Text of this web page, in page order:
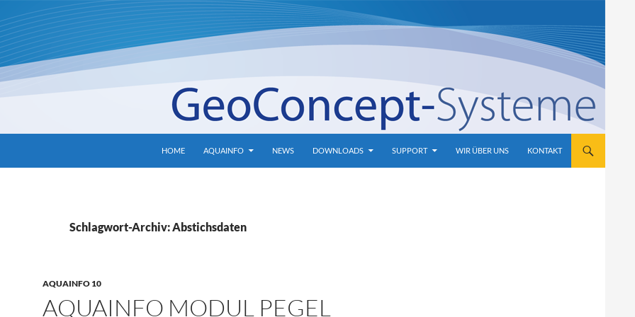
HOME AQUAINFO NEWS DOWNLOADS SUPPORT WIR ÜBER UNS KONTAKT
Schlagwort-Archiv: Abstichsdaten
AQUAINFO 10
AQUAINFO MODUL PEGEL